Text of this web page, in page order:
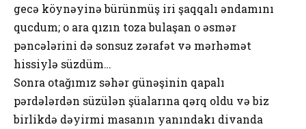
gecə köynəyinə bürünmüş iri şaqqalı əndamını
qucdum; o ara qızın toza bulaşan o əsmər
pəncələrini də sonsuz zərafət və mərhəmət
hissiylə süzdüm…
Sonra otağımız səhər günəşinin qapalı
pərdələrdən süzülən şüalarına qərq oldu və biz
birlikdə dəyirmi masanın yanındakı divanda